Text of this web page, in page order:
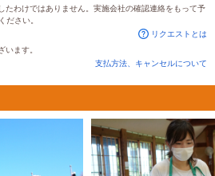
たわけではありません。実施会社の確認連絡をもって予
ださい。
リクエストとは
ます。
支払方法、キャンセルについて